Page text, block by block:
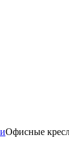
Офисные